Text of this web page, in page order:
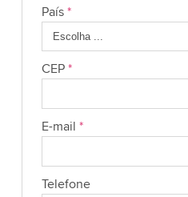
País *
CEP *
E-mail *
Telefone